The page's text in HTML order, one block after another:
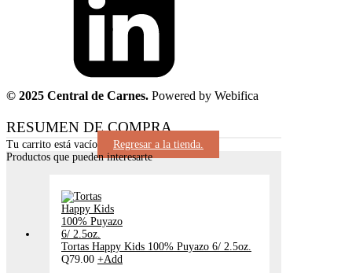
© 2025 Central de Carnes. Powered by Webifica
RESUMEN DE COMPRA
Tu carrito está vacío
Regresar a la tienda.
Productos que pueden interesarte
Tortas Happy Kids 100% Puyazo 6/ 2.5oz.
Q79.00 +Add